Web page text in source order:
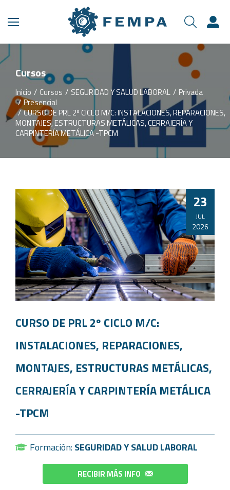
Cursos
Estás aquí:
Inicio Cursos SEGURIDAD Y SALUD LABORAL
Privada
Presencial
CURSO DE PRL 2º CICLO M/C: INSTALACIONES, REPARACIONES,
MONTAJES, ESTRUCTURAS METÁLICAS, CERRAJERÍA Y
CARPINTERÍA METÁLICA -TPCM
JUL
23
2026
CURSO DE PRL 2º CICLO M/C:
INSTALACIONES, REPARACIONES,
MONTAJES, ESTRUCTURAS METÁLICAS,
CERRAJERÍA Y CARPINTERÍA METÁLICA
-TPCM
Formación:SEGURIDAD Y SALUD LABORAL
RECIBIR MÁS INFO